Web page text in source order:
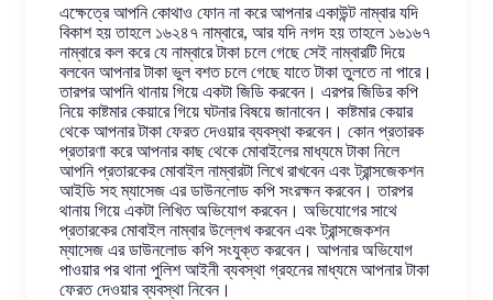
এক্ষেত্রে আপনি কোথাও ফোন না করে আপনার একাউন্ট নাম্বার যদি
বিকাশ হয় তাহলে ১৬২৪৭ নাম্বারে, আর যদি নগদ হয় তাহলে ১৬১৬৭
নাম্বারে কল করে যে নাম্বারে টাকা চলে গেছে সেই নাম্বারটি দিয়ে
বলবেন আপনার টাকা ভুল বশত চলে গেছে যাতে টাকা তুলতে না পারে।
তারপর আপনি থানায় গিয়ে একটা জিডি করবেন। এরপর জিডির কপি
নিয়ে কাষ্টমার কেয়ারে গিয়ে ঘটনার বিষয়ে জানাবেন। কাষ্টমার কেয়ার
থেকে আপনার টাকা ফেরত দেওয়ার ব্যবস্থা করবেন। কোন প্রতারক
প্রতারণা করে আপনার কাছ থেকে মোবাইলের মাধ্যমে টাকা নিলে
আপনি প্রতারকের মোবাইল নাম্বারটা লিখে রাখবেন এবং ট্রান্সজেকশন
আইডি সহ ম্যাসেজ এর ডাউনলোড কপি সংরক্ষন করবেন। তারপর
থানায় গিয়ে একটা লিখিত অভিযোগ করবেন। অভিযোগের সাথে
প্রতারকের মোবাইল নাম্বার উল্লেখ করবেন এবং ট্রান্সজেকশন
ম্যাসেজ এর ডাউনলোড কপি সংযুক্ত করবেন। আপনার অভিযোগ
পাওয়ার পর থানা পুলিশ আইনী ব্যবস্থা গ্রহনের মাধ্যমে আপনার টাকা
ফেরত দেওয়ার ব্যবস্থা নিবেন।